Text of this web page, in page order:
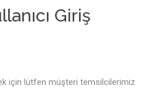
Giriş
için lütfen müşteri temsilcilerimiz